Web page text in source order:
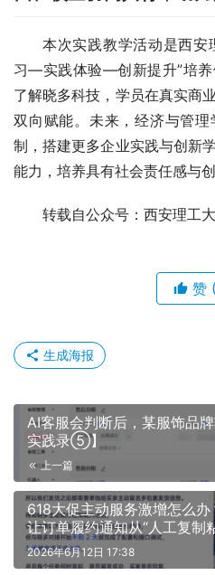
本次实践教学活动是西安
习—实践体验—创新提升”培养
了解晓多科技，学员在真实商
双向赋能。未来，经济与管
制，搭建更多企业实践与创新
能力，培养具有社会责任感与
转载自公众号：西安理工
赞
生成海报
AI客服会判断后，某服饰品
实践录⑤】
上一篇
618大促主动服务激增怎么
让订单履约通知从“人工复制
达”！
2026年6月12日 17:38